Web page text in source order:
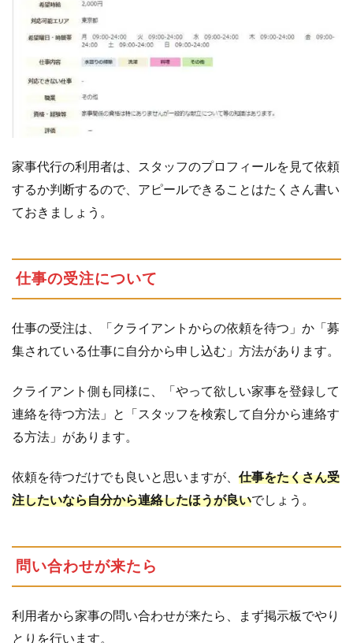
家事代行の利用者は、スタッフのプロフィールを見て依頼
するか判断するので、アピールできることはたくさん書い
ておきましょう。
仕事の受注について
仕事の受注は、「クライアントからの依頼を待つ」か「募
集されている仕事に自分から申し込む」方法があります。
クライアント側も同様に、「やって欲しい家事を登録して
連絡を待つ方法」と「スタッフを検索して自分から連絡す
る方法」があります。
依頼を待つだけでも良いと思いますが、 仕事をたくさん受
注したいなら自分から連絡したほうが良いでしょう。
問い合わせが来たら
利用者から家事の問い合わせが来たら、まず掲示板でやり
とりを行います。